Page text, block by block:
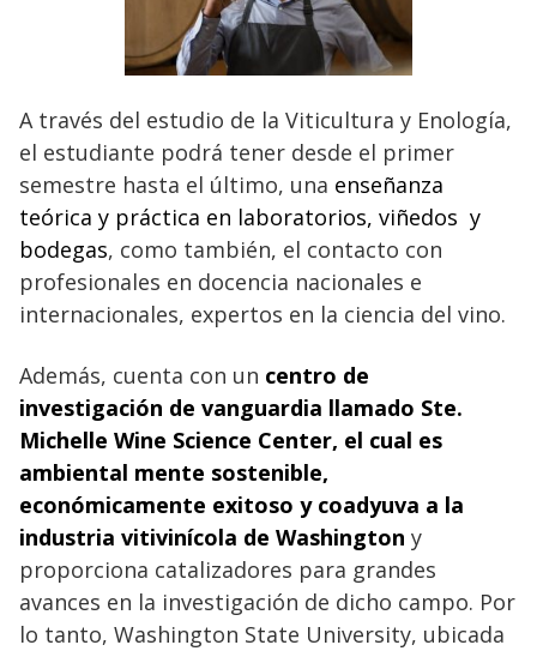
A través del estudio de la Viticultura y Enología,
el estudiante podrá tener desde el primer
semestre hasta el último, una enseñanza
teórica y práctica en laboratorios, viñedos y
bodegas, como también, el contacto con
profesionales en docencia nacionales e
internacionales, expertos en la ciencia del vino.
Además, cuenta con un centro de
investigación de vanguardia llamado Ste.
Michelle Wine Science Center, el cual es
ambiental mente sostenible,
económicamente exitoso y coadyuva a la
industria vitivinícola de Washington y
proporciona catalizadores para grandes
avances en la investigación de dicho campo. Por
lo tanto, Washington State University, ubicada